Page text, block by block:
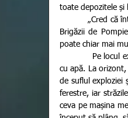
toate depozitele și
           „Cred că între 250.000 și 300.000 de oameni au rămas fără adăpost. Am pierdut 10 membri ai
Brigăzii de
poate chiar mai
cu apă. La
de suflul exploziei
ferestre, iar
ceva pe mașina